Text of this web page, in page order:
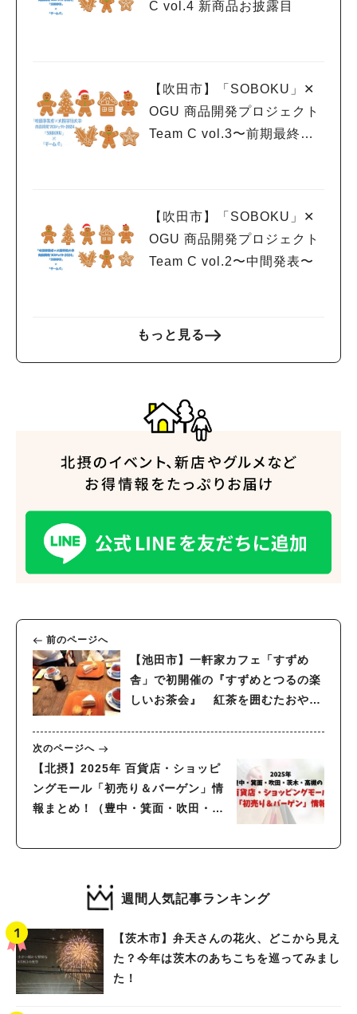
C vol.4 新商品お披露目
【吹田市】「SOBOKU」✕
OGU 商品開発プロジェクト
Team C vol.3〜前期最終発
【吹田市】「SOBOKU」✕
OGU 商品開発プロジェクト
Team C vol.2〜中間発表〜
もっと見る
前のページへ
【池田市】一軒家カフェ「すずめ
舎」で初開催の『すずめとつるの楽
しいお茶会』 紅茶を囲むたおやか
次のページへ
【北摂】2025年 百貨店・ショッピ
ングモール「初売り＆バーゲン」情
報まとめ！（豊中・箕面・吹田・茨
週間人気記事ランキング
【茨木市】弁天さんの花火、どこから見え
た？今年は茨木のあちこちを巡ってみまし
た！
人気のキーワード
#大阪学院大 商品開発プロジェクト